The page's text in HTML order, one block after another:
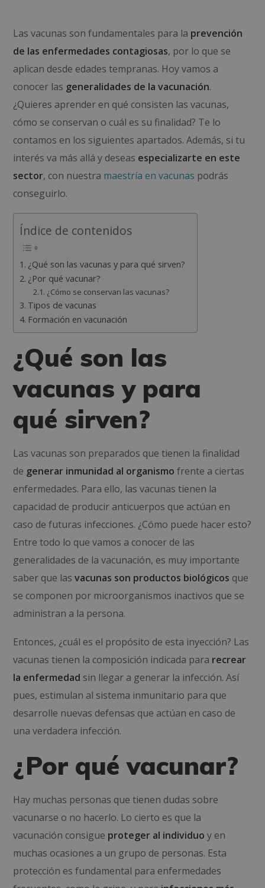
Las vacunas son fundamentales para la prevención
de las enfermedades contagiosas, por lo que se
aplican desde edades tempranas. Hoy vamos a
conocer las generalidades de la vacunación.
¿Quieres aprender en qué consisten las vacunas,
cómo se conservan o cuál es su finalidad? Te lo
contamos en los siguientes apartados. Además, si tu
interés va más allá y deseas especializarte en este
sector, con nuestra maestría en vacunas podrás
conseguirlo.
Índice de contenidos
¿Qué son las vacunas y para qué sirven?
¿Por qué vacunar?
¿Cómo se conservan las vacunas?
Tipos de vacunas
Formación en vacunación
¿Qué son las
vacunas y para
qué sirven?
Las vacunas son preparados que tienen la finalidad
de generar inmunidad al organismo frente a ciertas
enfermedades. Para ello, las vacunas tienen la
capacidad de producir anticuerpos que actúan en
caso de futuras infecciones. ¿Cómo puede hacer esto?
Entre todo lo que vamos a conocer de las
generalidades de la vacunación, es muy importante
saber que las vacunas son productos biológicos que
se componen por microorganismos inactivos que se
administran a la persona.
Entonces, ¿cuál es el propósito de esta inyección? Las
vacunas tienen la composición indicada para recrear
la enfermedad sin llegar a generar la infección. Así
pues, estimulan al sistema inmunitario para que
desarrolle nuevas defensas que actúan en caso de
una verdadera infección.
¿Por qué vacunar?
Hay muchas personas que tienen dudas sobre
vacunarse o no hacerlo. Lo cierto es que la
vacunación consigue proteger al individuo y en
muchas ocasiones a un grupo de personas. Esta
protección es fundamental para enfermedades